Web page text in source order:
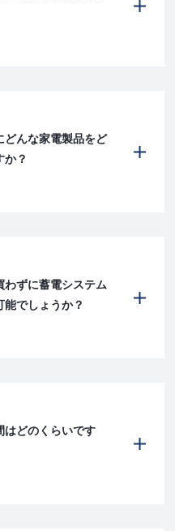
どんな家電製品をど
か？
わずに蓄電システム
能でしょうか？
はどのくらいです